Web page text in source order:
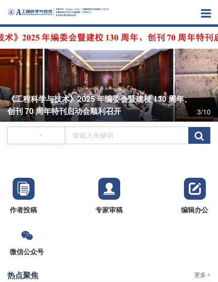
《工程科学与技术》2025 年编委会暨建校 130 周年、
创刊 70 周年特刊启动会顺利召开
3/10
作者投稿 专家审稿 编辑办公
微信公众号
热点聚焦 更多